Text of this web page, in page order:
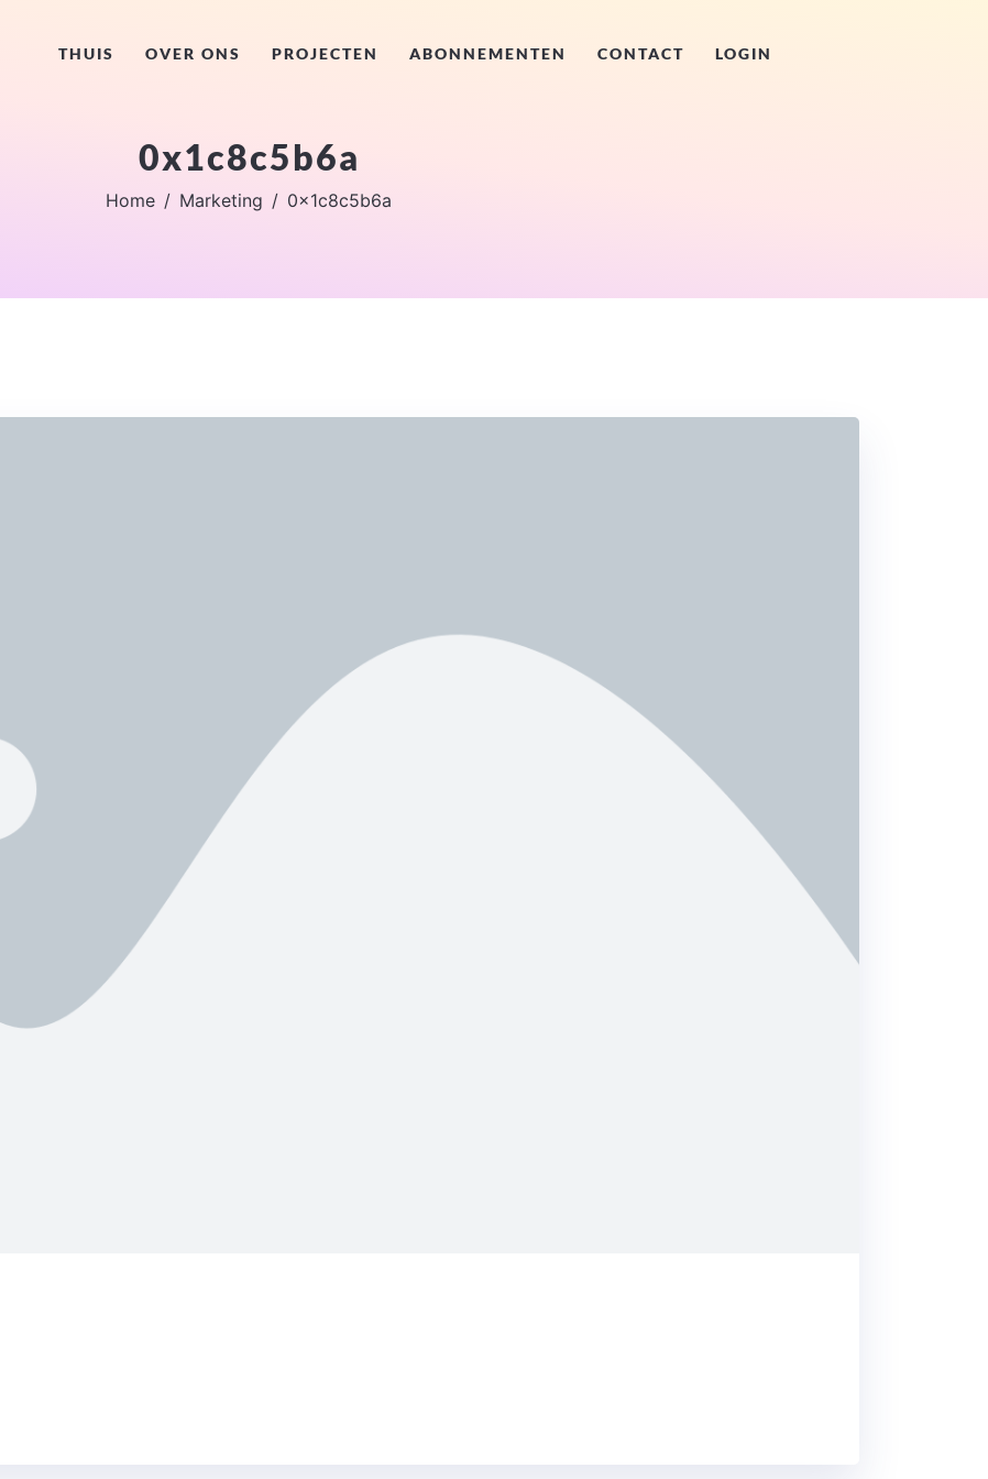
THUIS OVER ONS PROJECTEN ABONNEMENTEN CONTACT LOGIN
0x1c8c5b6a
Home Marketing 0x1c8c5b6a